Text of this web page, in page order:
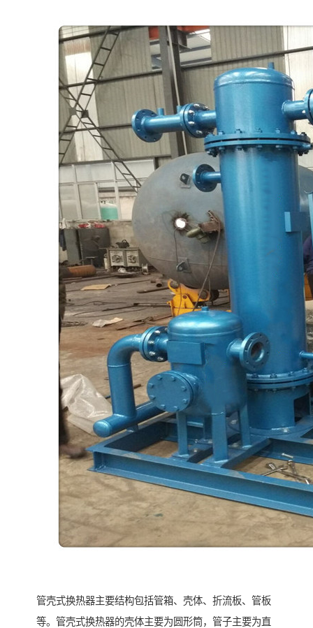
管壳式换热器主要结构包括管箱、壳体、折流板、管板
等。管壳式换热器的壳体主要为圆形筒，管子主要为直